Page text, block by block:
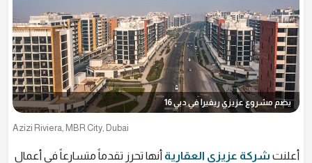
يضم مشروع عزيزي ريفيرا في دبي 16
Azizi Riviera, MBR City, Dubai
أعلنت شركة عزيزي العقارية أنها تحرز تقدماً متسارعاً في أعمال